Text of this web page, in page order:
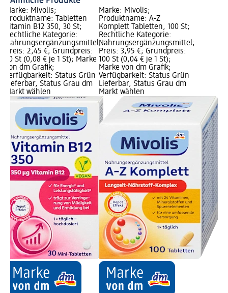
Marke: Mivolis;
Produktname: Tabletten
Vitamin B12 350, 30 St;
Rechtliche Kategorie:
Nahrungsergänzungsmittel;
Preis: 2,45 €; Grundpreis:
30 St (0,08 € je 1 St); Marke
von dm Grafik;
Verfügbarkeit: Status Grün
Lieferbar, Status Grau dm
Markt wählen
Marke: Mivolis;
Produktname: A-Z
Komplett Tabletten, 100 St;
Rechtliche Kategorie:
Nahrungsergänzungsmittel;
Preis: 3,95 €; Grundpreis:
100 St (0,04 € je 1 St);
Marke von dm Grafik;
Verfügbarkeit: Status Grün
Lieferbar, Status Grau dm
Markt wählen